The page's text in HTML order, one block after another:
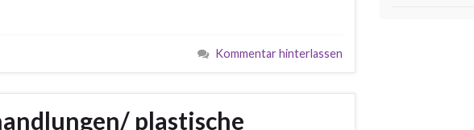
Kommentar hinterlassen
plastische